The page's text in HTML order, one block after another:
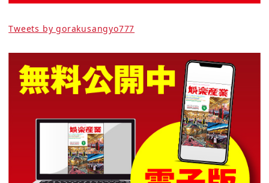
Tweets by gorakusangyo777